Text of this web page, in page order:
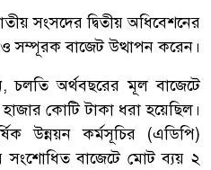
সংসদের দ্বিতীয় অধিবেশনের
ও সম্পূরক বাজেট উত্থাপন করেন।
চলতি অর্থবছরের মূল বাজেটে
কোটি টাকা ধরা হয়েছিল।
উন্নয়ন কর্মসূচির (এডিপি)
সংশোধিত বাজেটে মোট ব্যয় ২